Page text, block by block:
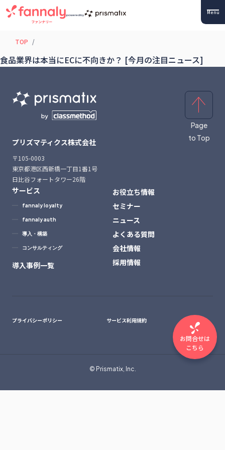
powered by Menu
TOP
食品業界は本当にECに不向きか？ [今月の注目ニュース]
プリズマティクス株式会社
〒105-0003
東京都港区西新橋一丁目1番1号
日比谷フォートタワー26階
サービス
fannaly loyalty
fannaly auth
導入・構築
コンサルティング
導入事例一覧
お役立ち情報
セミナー
ニュース
よくある質問
会社情報
採用情報
プライバシーポリシー サービス利用規約
© Prismatix, Inc.
Page
to Top
お問合せは
こちら